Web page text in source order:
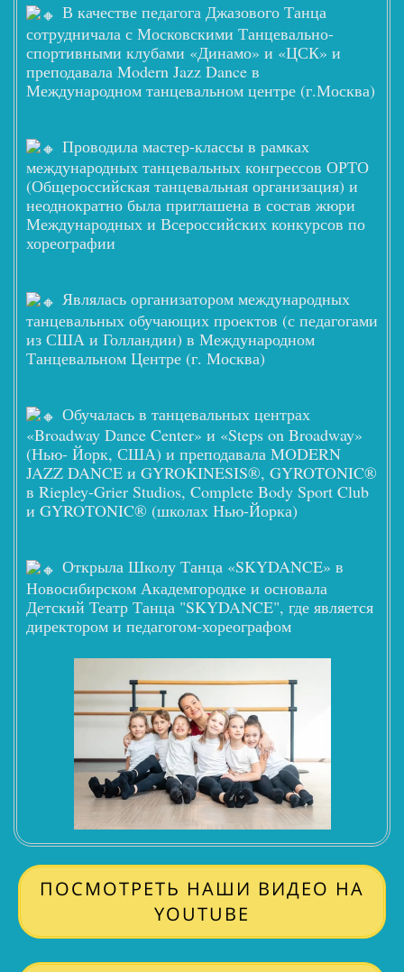
В качестве педагога Джазового Танца
сотрудничала с Московскими Танцевально-
спортивными клубами «Динамо» и «ЦСК» и
преподавала Modern Jazz Dance в
Международном танцевальном центре (г.Москва)
Проводила мастер-классы в рамках
международных танцевальных конгрессов ОРТО
(Общероссийская танцевальная организация) и
неоднократно была приглашена в состав жюри
Международных и Всероссийских конкурсов по
хореографии
Являлась организатором международных
танцевальных обучающих проектов (с педагогами
из США и Голландии) в Международном
Танцевальном Центре (г. Москва)
Обучалась в танцевальных центрах
«Broadway Dance Center» и «Steps on Broadway»
(Нью- Йорк, США) и преподавала MODERN
JAZZ DANCE и GYROKINESIS®, GYROTONIC®
в Riepley-Grier Studios, Complete Body Sport Club
и GYROTONIC® (школах Нью-Йорка)
Открыла Школу Танца «SKYDANCE» в
Новосибирском Академгородке и основала
Детский Театр Танца "SKYDANCE", где является
директором и педагогом-хореографом
ПОСМОТРЕТЬ НАШИ ВИДЕО НА
YOUTUBE